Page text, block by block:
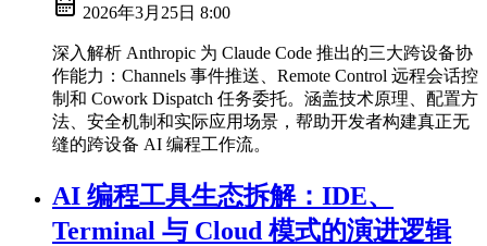
2026年3月25日 8:00
深入解析 Anthropic 为 Claude Code 推出的三大跨设备协
作能力：Channels 事件推送、Remote Control 远程会话控
制和 Cowork Dispatch 任务委托。涵盖技术原理、配置方
法、安全机制和实际应用场景，帮助开发者构建真正无
缝的跨设备 AI 编程工作流。
AI 编程工具生态拆解：IDE、
Terminal 与 Cloud 模式的演进逻辑